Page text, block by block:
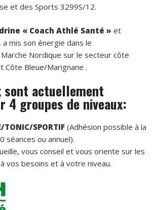
et des Sports 3299S/12.
« Coach Athlé Santé » et
a mis son énergie dans le
Nordique sur le secteur côte
Côte Bleue/Marignane .
sont actuellement
4 groupes de niveaux:
TONIC/SPORTIF (Adhésion possible à la
séances ou annuel).
vous conseil et vous oriente sur les
vos besoins et à votre niveau.